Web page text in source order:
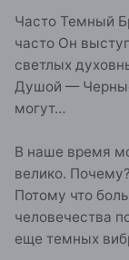
Часто Темный
часто Он
светлых
Душой —
могут…
В наше время
велико.
Потому что
человечества
еще темных